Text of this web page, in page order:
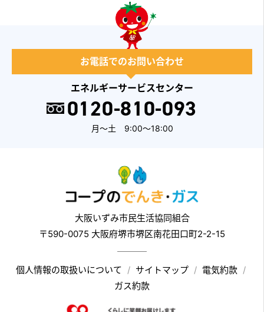
お電話でのお問い合わせ
エネルギーサービスセンター
0120-810-093
月～土 9:00～18:00
大阪いずみ市民生活協同組合
〒590-0075 大阪府堺市堺区南花田口町2-2-15
個人情報の取扱いについて サイトマップ
電気約款
ガス約款